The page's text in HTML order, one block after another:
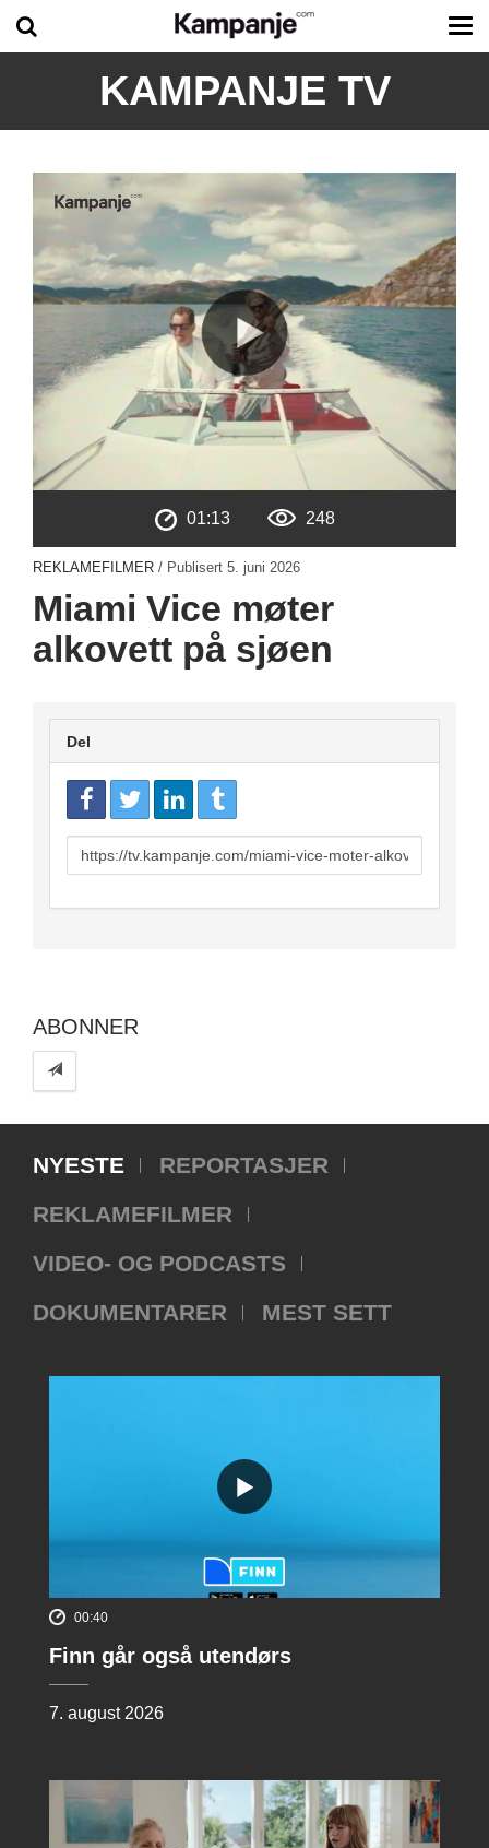
KAMPANJE TV
01:13 248
REKLAMEFILMER / Publisert 5. juni 2026
Miami Vice møter
alkovett på sjøen
Del
URL
to
ABONNER
NYESTE
REPORTASJER
REKLAMEFILMER
VIDEO- OG PODCASTS
DOKUMENTARER
MEST SETT
00:40
Finn går også utendørs
7. august 2026